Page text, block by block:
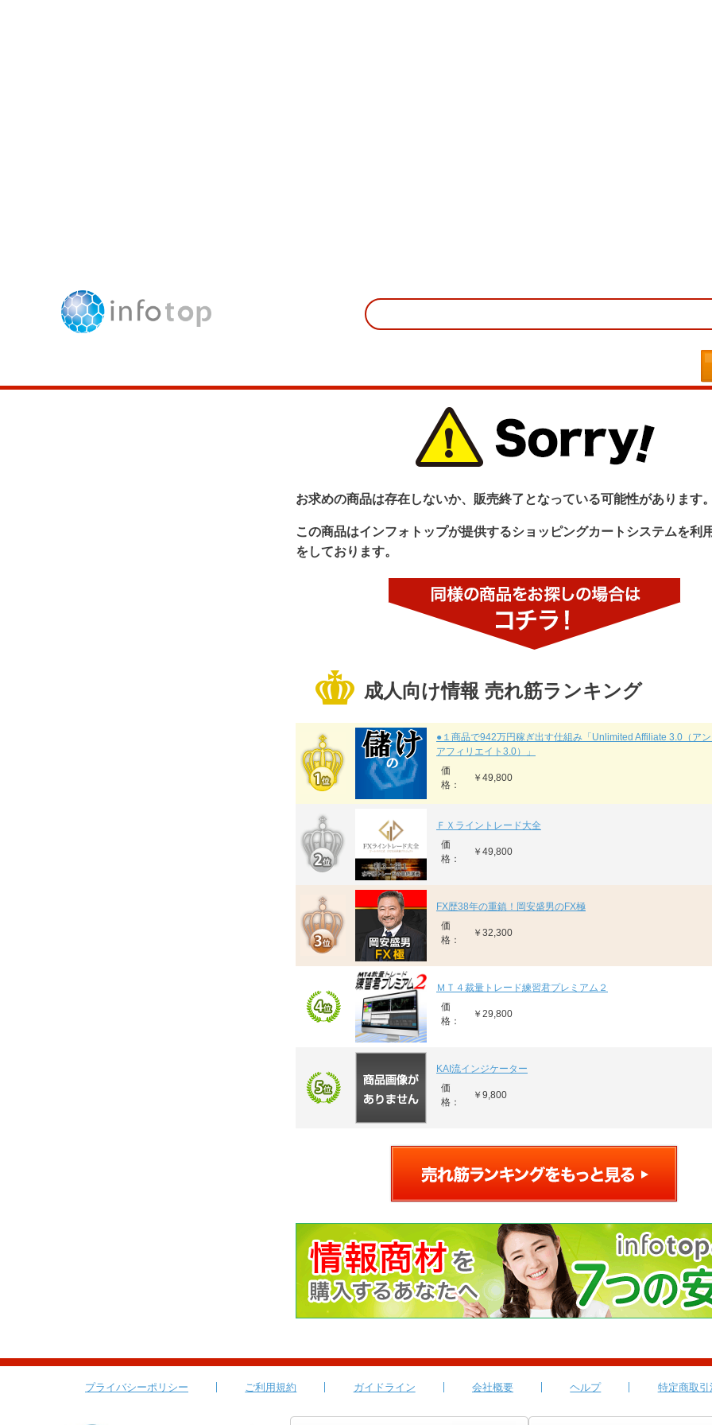
お求めの商品は存在しないか、販売終了となっている可能性があります。
この商品はインフォトップが提供するショッピングカートシステムを利
をしております。
成人向け情報 売れ筋ランキング
●１商品で942万円稼ぎ出す仕組み「Unlimited Affiliate 3.0（ア
アフィリエイト3.0）」
価
格：
￥49,800
ＦＸライントレード大全
価
格：
￥49,800
FX歴38年の重鎮！岡安盛男のFX極
価
格：
￥32,300
ＭＴ４裁量トレード練習君プレミアム２
価
格：
￥29,800
KAI流インジケーター
価
格：
￥9,800
プライバシーポリシー ご利用規約 ガイドライン 会社概要 ヘルプ 特定商取